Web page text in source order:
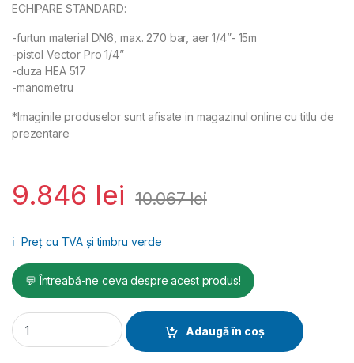
ECHIPARE STANDARD:
-furtun material DN6, max. 270 bar, aer 1/4”- 15m
-pistol Vector Pro 1/4”
-duza HEA 517
-manometru
*Imaginile produselor sunt afisate in magazinul online cu titlu de
prezentare
9.846 lei 10.067lei
ℹ️ Preț cu TVA și timbru verde
💬 Întreabă-ne ceva despre acest produs!
ProSpray 3.20 HEA Spraypack skid, debit material 1,6 l/min,
Adaugă în coș